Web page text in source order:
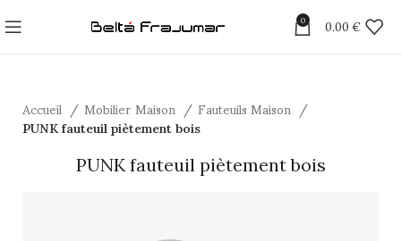
0 0.00 €
Accueil Mobilier Maison Fauteuils Maison
PUNK fauteuil piètement bois
PUNK fauteuil piètement bois